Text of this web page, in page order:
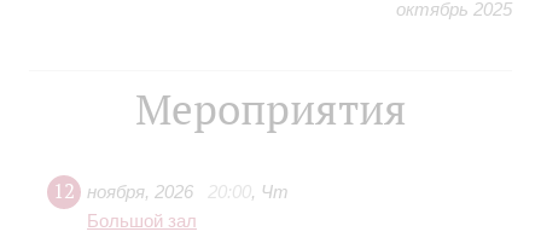
октябрь 2025
Мероприятия
12 ноября, 2026 20:00, Чт
Большой зал